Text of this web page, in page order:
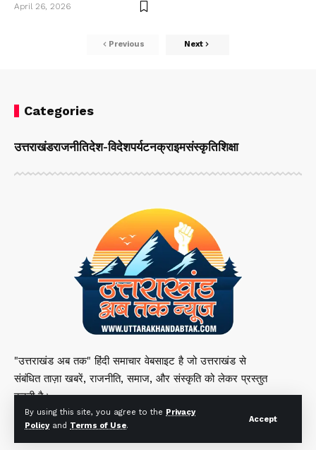
By using this site, you agree to the Privacy
Policyand Terms of Use.
Accept
April 26, 2026
Previous Next
Categories
उत्तराखंडराजनीतिदेश-विदेशपर्यटनक्राइमसंस्कृतिशिक्षा
"उत्तराखंड अब तक" हिंदी समाचार वेबसाइट है जो उत्तराखंड से
संबंधित ताज़ा खबरें, राजनीति, समाज, और संस्कृति को लेकर प्रस्तुत
करती है।